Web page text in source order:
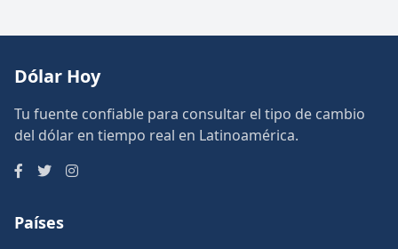
Dólar Hoy
Tu fuente confiable para consultar el tipo de cambio
del dólar en tiempo real en Latinoamérica.
Países